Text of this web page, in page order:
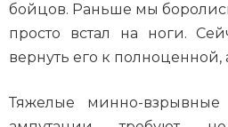
бойцов. Раньше мы
просто встал на ноги.
вернуть его к
Тяжелые минно-